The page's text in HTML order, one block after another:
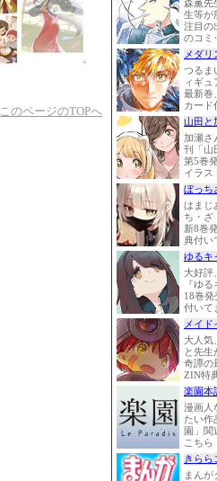
このページのTOPへ
森薫先
生等が
注目の
のコミ
メダリ
つるま
ィギュ
最新巻
カード
山田と
加瀬さ
刊「山
第5巻
イラス
ぼっち
はまじ
ち・ざ
新8巻
典付い
ゆるキ
大好評
『ゆ
18巻
付いて
メイド
大人気
と先生
奇譚の
ZIN特
楽園本
漫画人
たい作
園」関
こちら
きらら
まんが